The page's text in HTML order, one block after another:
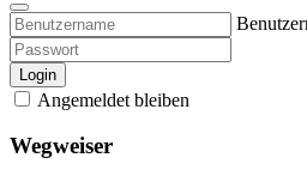
Login
Angemeldet bleiben
Wegweiser